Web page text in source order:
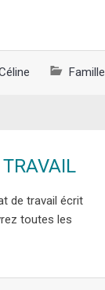
Famille
de travail écrit
toutes les